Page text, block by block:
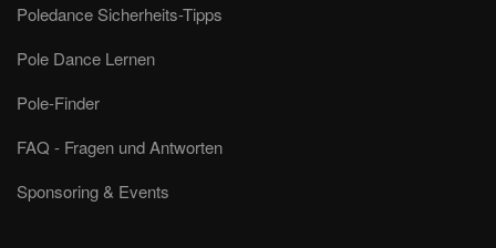
Poledance Sicherheits-Tipps
Pole Dance Lernen
Pole-Finder
FAQ - Fragen und Antworten
Sponsoring & Events